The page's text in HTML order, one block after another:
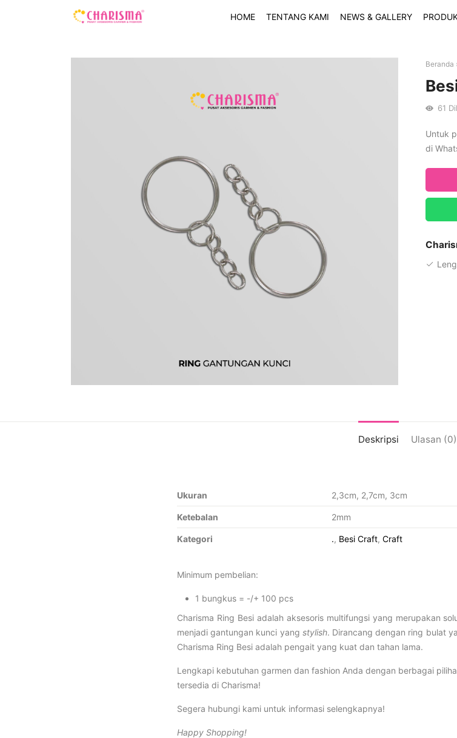
HOME TENTANG KAMI NEWS & GALLERY
Beranda
61
Untuk
di
Deskripsi Ulasan (0)
Ukuran 2,3cm, 2,7cm, 3cm
Ketebalan 2mm
Kategori ., Besi Craft, Craft
Minimum pembelian:
1 bungkus = -/+ 100 pcs
Charisma Ring Besi adalah aksesoris multifungsi yang merupakan
menjadi gantungan kunci yang stylish. Dirancang dengan ring bulat
Charisma Ring Besi adalah pengait yang kuat dan tahan lama.
Lengkapi kebutuhan garmen dan fashion Anda dengan berbagai
tersedia di Charisma!
Segera hubungi kami untuk informasi selengkapnya!
Happy Shopping!